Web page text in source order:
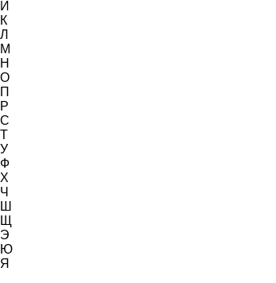
И
К
Л
М
Н
О
П
Р
С
Т
У
Ф
Х
Ч
Ш
Щ
Э
Ю
Я